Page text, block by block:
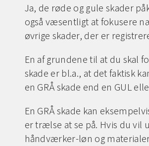
Ja, de røde og gule skader
også væsentligt at fokusere
øvrige skader, der er
En af grundene til at du skal
skade er bl.a., at det faktisk
en GRÅ skade end en GUL
En GRÅ skade kan
er trælse at se på. Hvis du vil
håndværker-løn og